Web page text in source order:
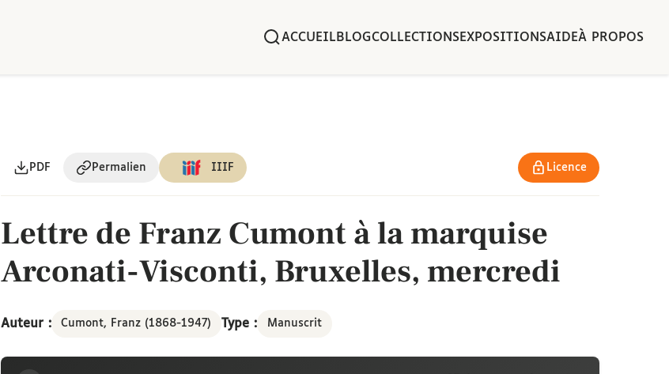
ACCUEIL BLOGCOLLECTIONSEXPOSITIONSAIDEÀ PROPOS
PDF Permalien IIIF Licence
Lettre de Franz Cumont à la marquise
Arconati-Visconti, Bruxelles, mercredi
Auteur : Cumont, Franz (1868-1947) Type : Manuscrit